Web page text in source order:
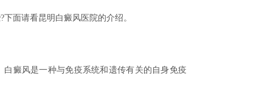
面请看昆明白癜风医院的介绍。
癜风是一种与免疫系统和遗传有关的自身免疫